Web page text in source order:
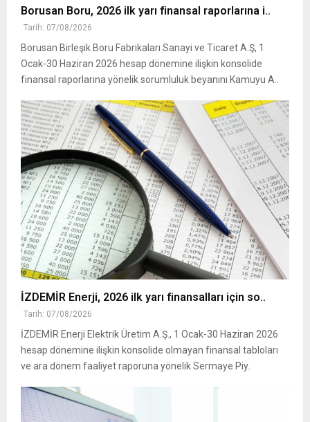
Borusan Boru, 2026 ilk yarı finansal raporlarına i..
Tarih: 07/08/2026
Borusan Birleşik Boru Fabrikaları Sanayi ve Ticaret A.Ş, 1
Ocak-30 Haziran 2026 hesap dönemine ilişkin konsolide
finansal raporlarına yönelik sorumluluk beyanını Kamuyu A..
İZDEMİR Enerji, 2026 ilk yarı finansalları için so..
Tarih: 07/08/2026
İZDEMİR Enerji Elektrik Üretim A.Ş., 1 Ocak-30 Haziran 2026
hesap dönemine ilişkin konsolide olmayan finansal tabloları
ve ara dönem faaliyet raporuna yönelik Sermaye Piy..